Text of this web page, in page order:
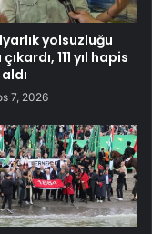
yolsuzluğu
111 yıl hapis
7, 2026